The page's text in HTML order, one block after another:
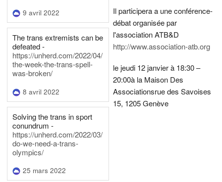
9 avril 2022
The trans extremists can be
defeated -
https://unherd.com/2022/04/
the-week-the-trans-spell-
was-broken/
8 avril 2022
Solving the trans in sport
conundrum -
https://unherd.com/2022/03/
do-we-need-a-trans-
olympics/
25 mars 2022
Il participera a une conférence-
débat organisée par
l'association ATB&D
http://www.association-atb.org
le jeudi 12 janvier à 18:30 –
20:00à la Maison Des
Associationsrue des Savoises
15, 1205 Genève